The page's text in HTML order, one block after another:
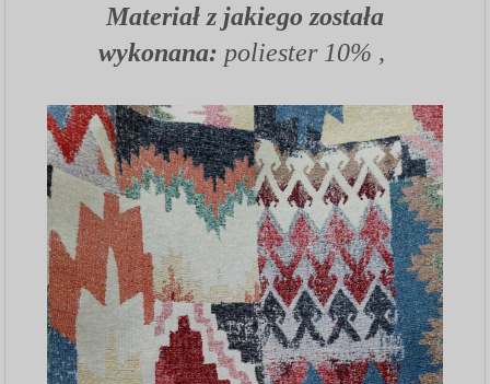
Materiał z jakiego została
wykonana: poliester 10% ,